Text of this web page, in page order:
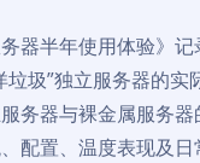
器半年使用体验》
垃圾”独立服务器的实
务器与裸金属服务器
配置、温度表现及